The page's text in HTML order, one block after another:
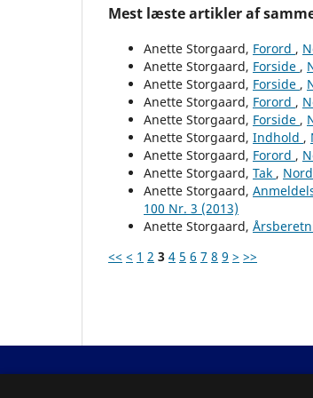
Mest læste artikler af
Anette Storgaard, Forord ,
Anette Storgaard, Forside ,
Anette Storgaard, Forside ,
Anette Storgaard, Forord ,
Anette Storgaard, Forside ,
Anette Storgaard, Indhold ,
Anette Storgaard, Forord ,
Anette Storgaard, Tak ,
Anette Storgaard,
100 Nr. 3 (2013)
Anette Storgaard,
<< < 1 2 3 4 5 6 7 8 9 > >>